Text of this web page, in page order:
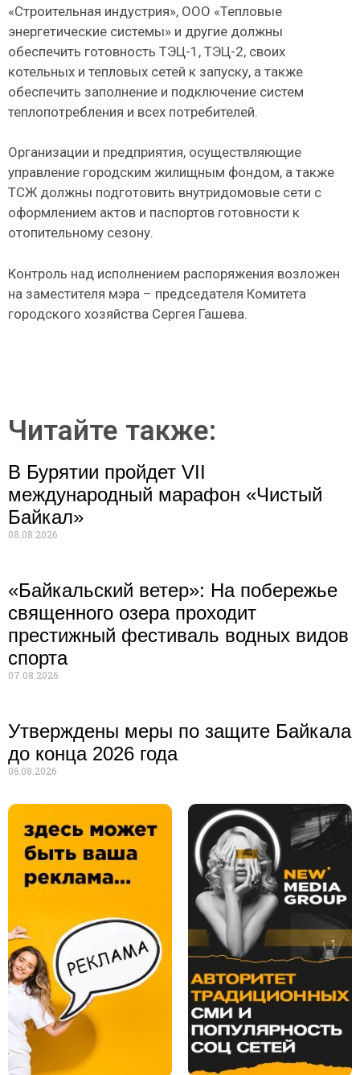
«Строительная индустрия», ООО «Тепловые
энергетические системы» и другие должны
обеспечить готовность ТЭЦ-1, ТЭЦ-2, своих
котельных и тепловых сетей к запуску, а также
обеспечить заполнение и подключение систем
теплопотребления и всех потребителей.
Организации и предприятия, осуществляющие
управление городским жилищным фондом, а также
ТСЖ должны подготовить внутридомовые сети с
оформлением актов и паспортов готовности к
отопительному сезону.
Контроль над исполнением распоряжения возложен
на заместителя мэра – председателя Комитета
городского хозяйства Сергея Гашева.
Читайте также:
В Бурятии пройдет VII
международный марафон «Чистый
Байкал»
08.08.2026
«Байкальский ветер»: На побережье
священного озера проходит
престижный фестиваль водных видов
спорта
07.08.2026
Утверждены меры по защите Байкала
до конца 2026 года
06.08.2026